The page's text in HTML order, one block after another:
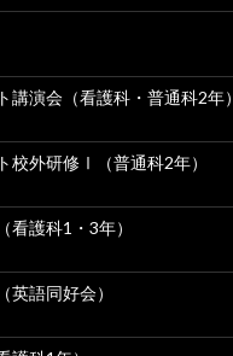
演会（看護科・普通科2年）
外研修Ⅰ（普通科2年）
看護科1・3年）
語同好会）